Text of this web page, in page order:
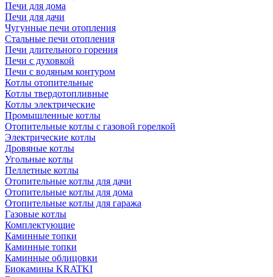
Печи для дома
Печи для дачи
Чугунные печи отопления
Стальные печи отопления
Печи длительного горения
Печи с духовкой
Печи с водяным контуром
Котлы отопительные
Котлы твердотопливные
Котлы электрические
Промышленные котлы
Отопительные котлы с газовой горелкой
Электрические котлы
Дровяные котлы
Угольные котлы
Пеллетные котлы
Отопительные котлы для дачи
Отопительные котлы для дома
Отопительные котлы для гаража
Газовые котлы
Комплектующие
Каминные топки
Каминные топки
Каминные облицовки
Биокамины KRATKI